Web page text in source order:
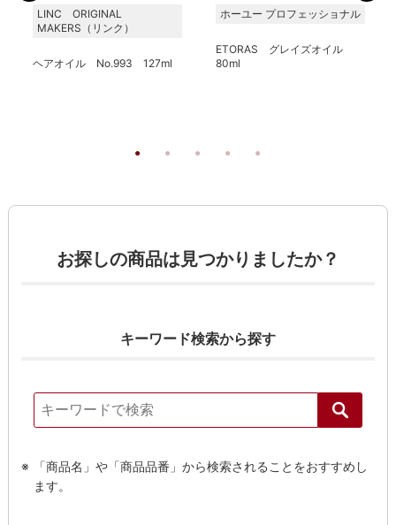
LINC ORIGINAL
MAKERS（リンク）
ヘアオイル No.993 127ml
ホーユー プロフェッショナル
ETORAS グレイズオイル
80ml
お探しの商品は見つかりましたか？
キーワード検索から探す
「商品名」や「商品品番」から検索されることをおすすめし
ます。